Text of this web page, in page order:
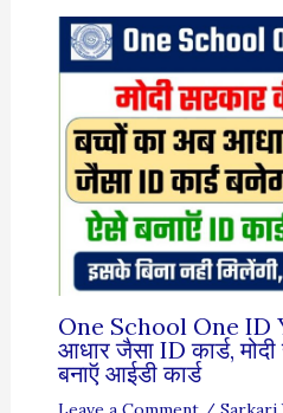
One School One ID
आधार जैसा ID कार्ड,
बनाऍ आईडी कार्ड